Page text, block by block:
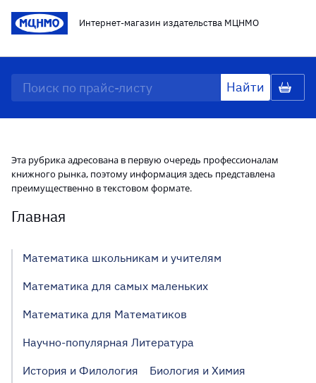
Интернет-магазин издательства МЦНМО
Эта рубрика адресована в первую очередь профессионалам
книжного рынка, поэтому информация здесь представлена
преимущественно в текстовом формате.
Главная
Математика школьникам и учителям
Математика для самых маленьких
Математика для Математиков
Научно-популярная Литература
История и Филология
Биология и Химия